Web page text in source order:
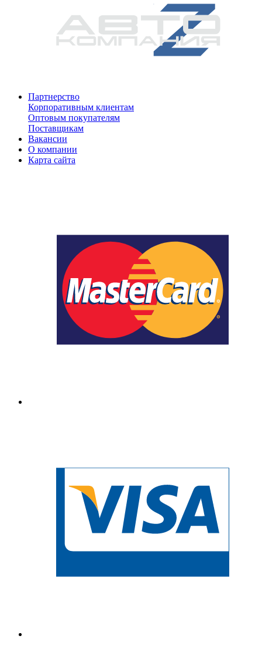
Партнерство
Корпоративным клиентам
Оптовым покупателям
Поставщикам
Вакансии
О компании
Карта сайта